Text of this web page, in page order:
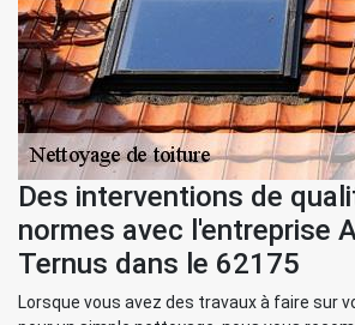
Des interventions de
normes avec l'entreprise
Ternus dans le 62175
Lorsque vous avez des travaux à faire sur